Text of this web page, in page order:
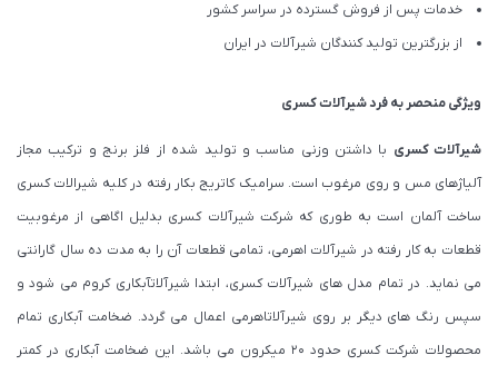
خدمات پس از فروش گسترده در سراسر کشور
از بزرگترین تولید کنندگان شیرآلات در ایران
ویژگی منحصر به فرد شیرآلات کسری
شیرآلات کسری با داشتن وزنی مناسب و تولید شده از فلز برنج و ترکیب مجاز
آلیاژهای مس و روی مرغوب است. سرامیک کاتریج بکار رفته در کلیه شیرالات کسری
ساخت آلمان است به طوری که شرکت شیرآلات کسری بدلیل اگاهی از مرغوبیت
قطعات به کار رفته در شیرآلات اهرمی، تمامی قطعات آن را به مدت ده سال گارانتی
می نماید. در تمام مدل های شیرآلات کسری، ابتدا شیرآلاتآبکاری کروم می شود و
سپس رنگ های دیگر بر روی شیرآلاتاهرمی اعمال می گردد. ضخامت آبکاری تمام
محصولات شرکت کسری حدود ۲۰ میکرون می باشد. این ضخامت آبکاری در کمتر